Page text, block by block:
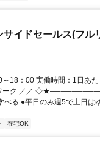
イドセールス(フル
18：00 実働時間：1日あ
ワーク ／／
べる ●平日のみ週5で土日
在宅OK